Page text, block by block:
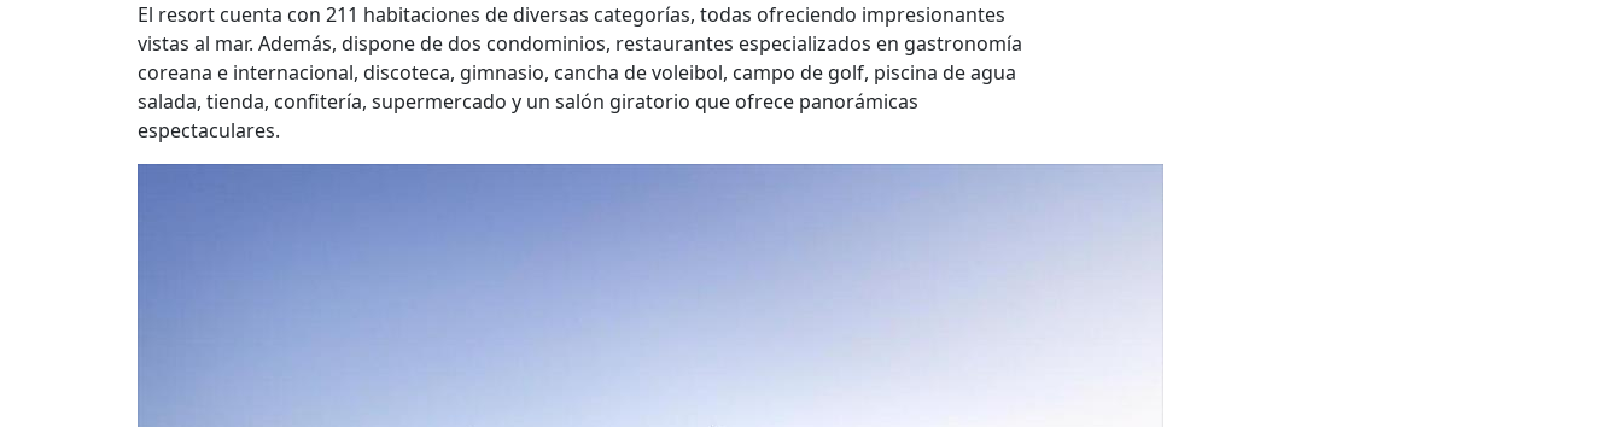
El resort cuenta con 211 habitaciones de diversas categorías, todas ofreciendo impresionantes
vistas al mar. Además, dispone de dos condominios, restaurantes especializados en gastronomía
coreana e internacional, discoteca, gimnasio, cancha de voleibol, campo de golf, piscina de agua
salada, tienda, confitería, supermercado y un salón giratorio que ofrece panorámicas
espectaculares.